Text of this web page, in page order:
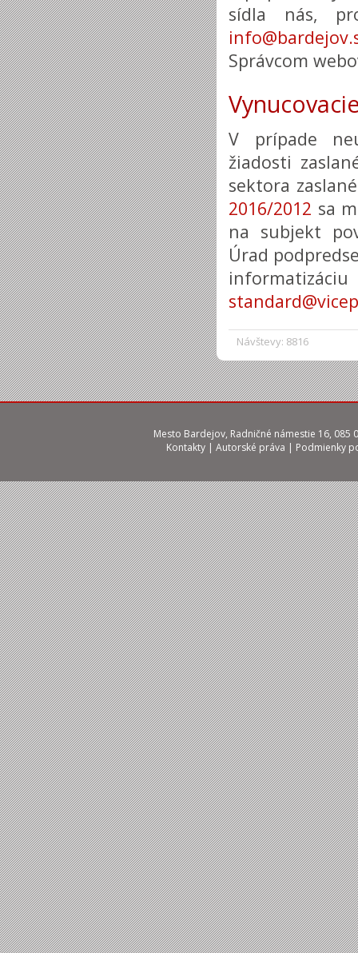
Návštevy: 8816
sídla nás,
Správcom
V prípade
žiadosti
sektora
2016/2012 sa
na subjekt
Úrad
Mesto Bardejov, Radničné námestie 16, 085
Kontakty | Autorské práva | Podmienky